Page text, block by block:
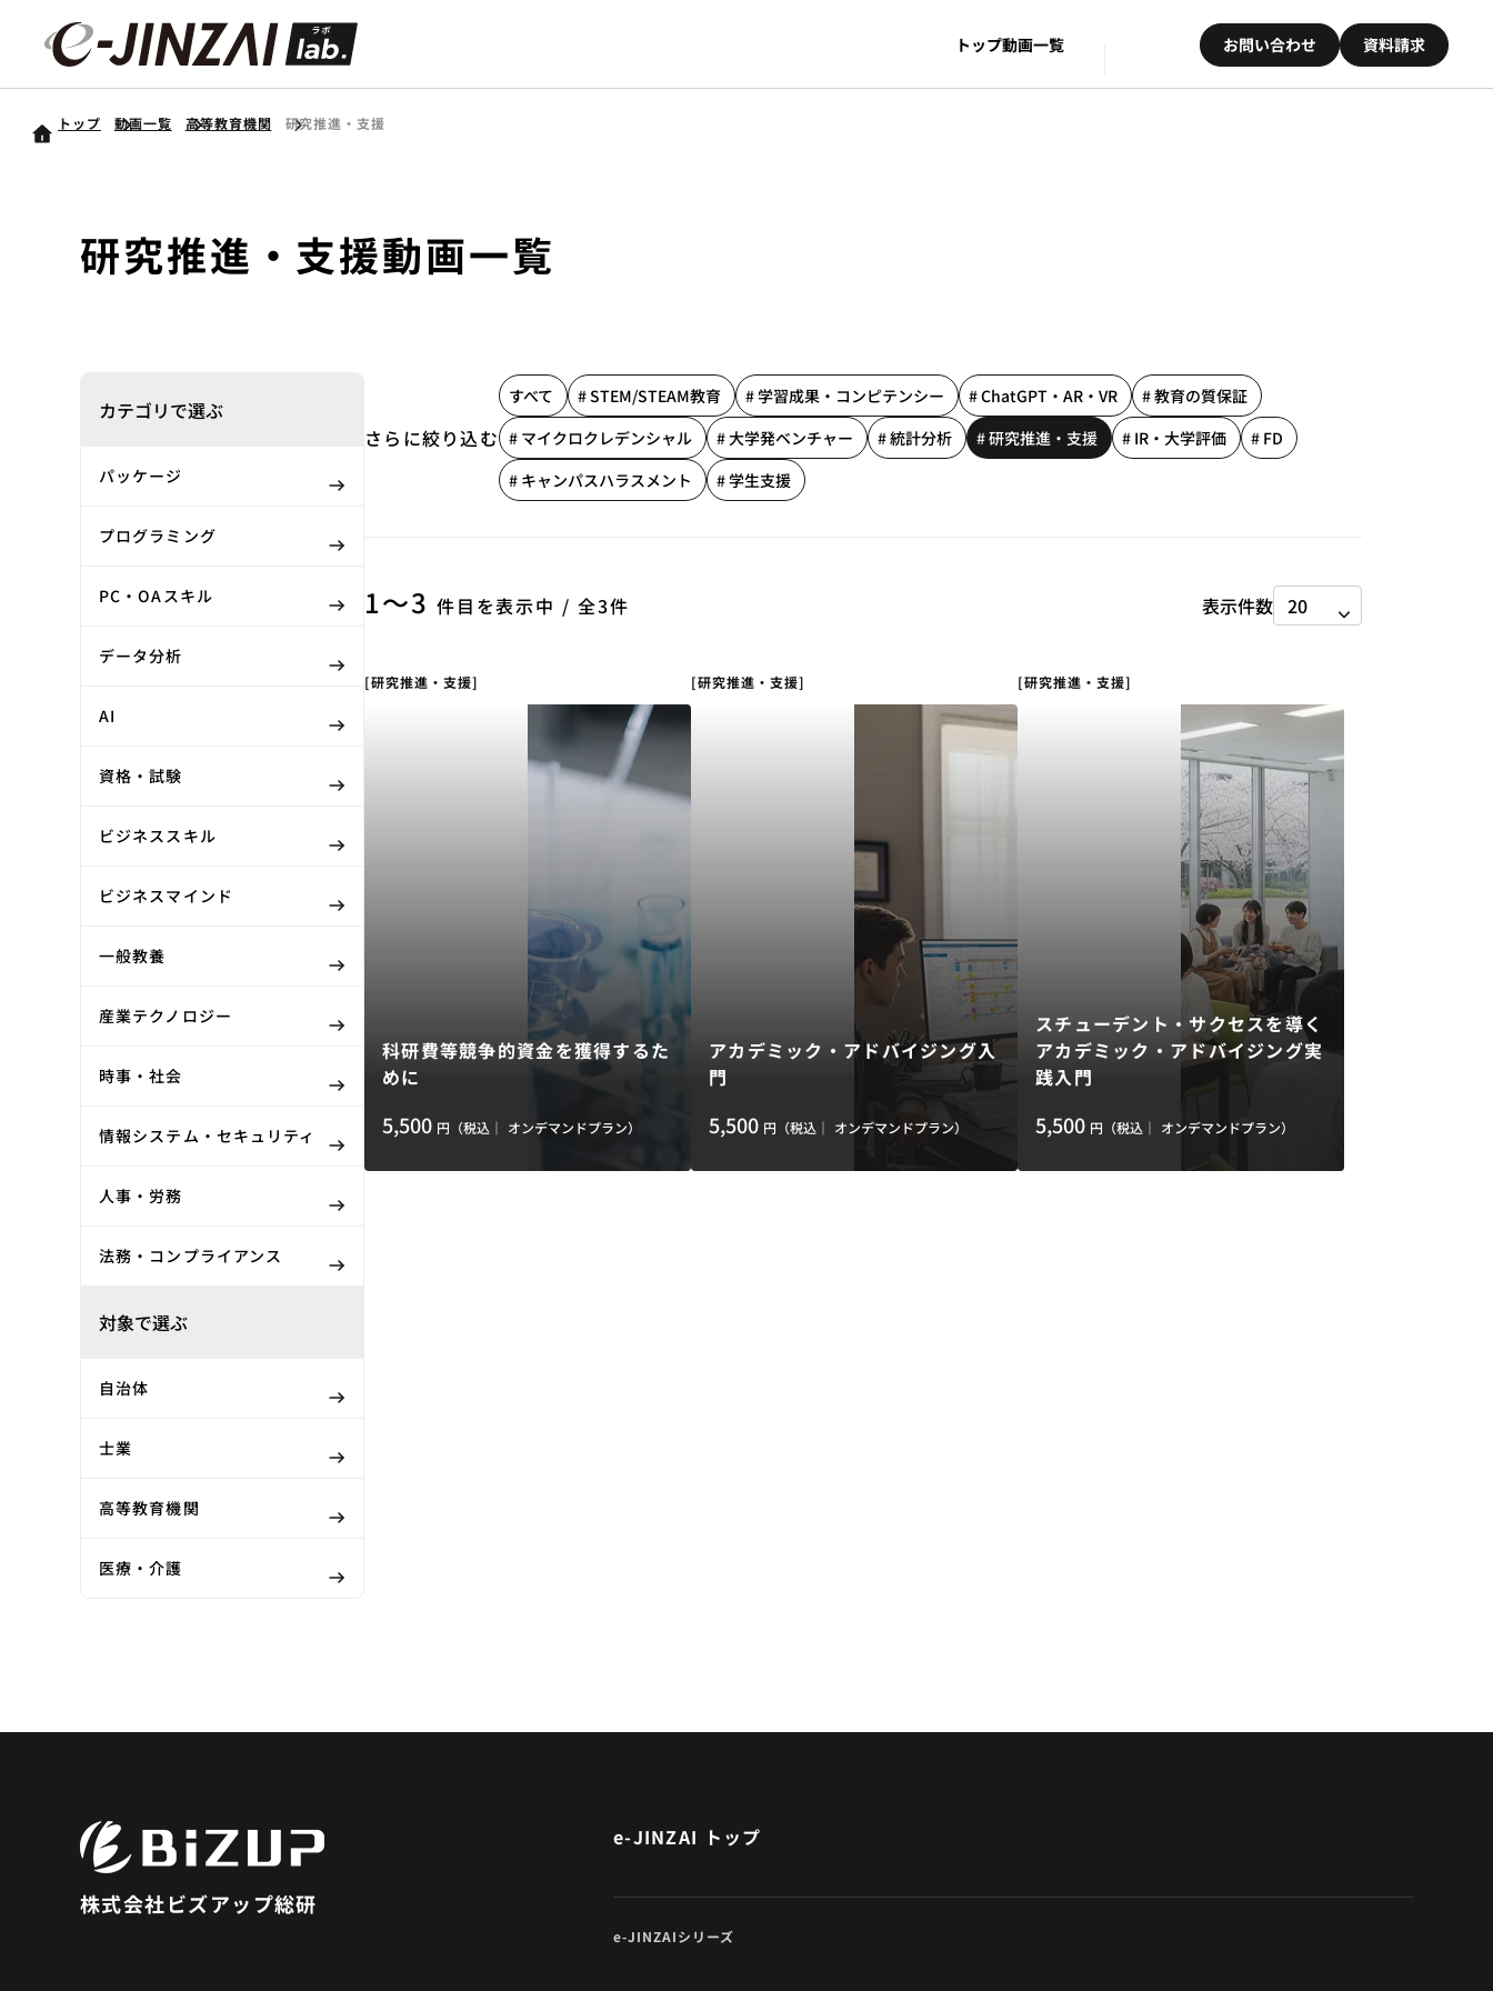
トップ動画一覧 お問い合わせ 資料請求
トップ 動画一覧 高等教育機関 研究推進・支援
研究推進・支援動画一覧
カテゴリで選ぶ
パッケージ
プログラミング
PC・OAスキル
データ分析
AI
資格・試験
ビジネススキル
ビジネスマインド
一般教養
産業テクノロジー
時事・社会
情報システム・セキュリティ
人事・労務
法務・コンプライアンス
対象で選ぶ
自治体
士業
高等教育機関
医療・介護
さらに絞り込む
すべて # STEM/STEAM教育 # 学習成果・コンピテンシー # ChatGPT・AR・VR
# 教育の質保証
# マイクロクレデンシャル
# 大学発ベンチャー # 統計分析 # 研究推進・支援 # IR・大学評価
# FD
# キャンパスハラスメント
# 学生支援
1〜3 件目を表示中 / 全3件 表示件数
[研究推進・支援]
科研費等競争的資金を獲得するた
めに
5,500 円（税込｜ オンデマンドプラン）
[研究推進・支援]
アカデミック・アドバイジング入
門
5,500 円（税込｜ オンデマンドプラン）
[研究推進・支援]
スチューデント・サクセスを導く
アカデミック・アドバイジング実
践入門
5,500 円（税込｜ オンデマンドプラン）
株式会社ビズアップ総研
e-JINZAI トップ
e-JINZAIシリーズ